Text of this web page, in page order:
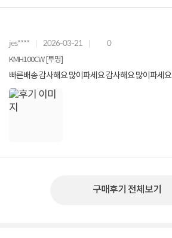
jes**** 2026-03-21 0
KMH100CW [투명]
빠른배송 감사해요 많이파세요 감사해요 많이파세요
구매후기 전체보기